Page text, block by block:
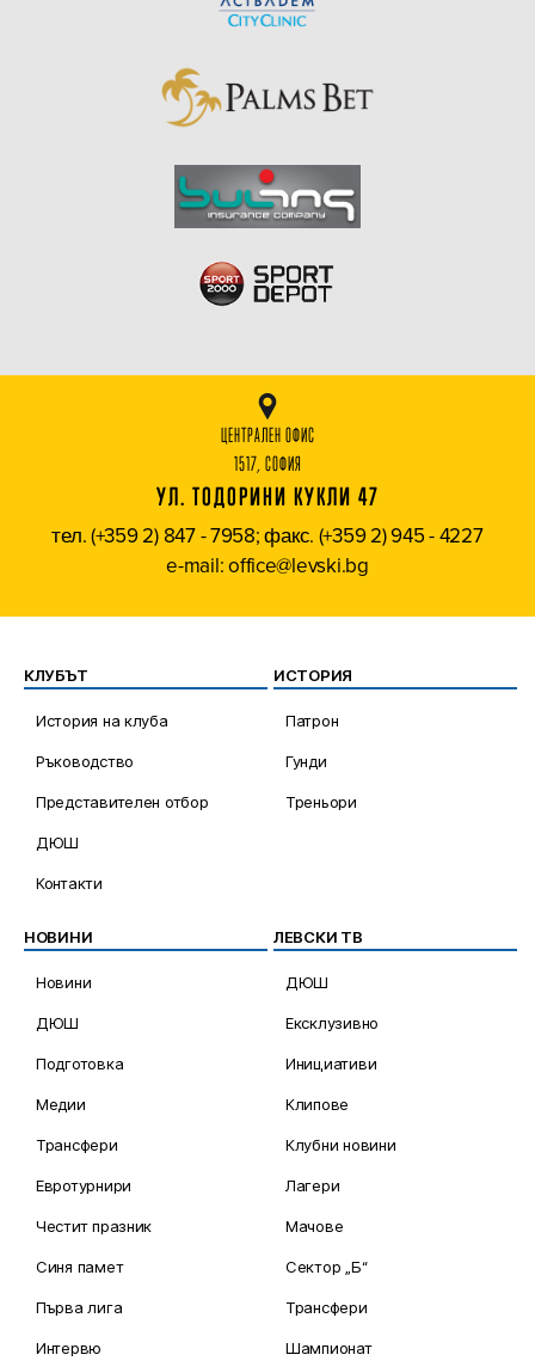
ЦЕНТРАЛЕН ОФИС
1517, СОФИЯ
УЛ. ТОДОРИНИ КУКЛИ 47
тел. (+359 2) 847 - 7958; факс. (+359 2) 945 - 4227
e-mail: office@levski.bg
КЛУБЪТ
История на клуба
Ръководство
Представителен отбор
ДЮШ
Контакти
ИСТОРИЯ
Патрон
Гунди
Треньори
НОВИНИ
Новини
ДЮШ
Подготовка
Медии
Трансфери
Евротурнири
Честит празник
Синя памет
Първа лига
Интервю
ЛЕВСКИ ТВ
ДЮШ
Ексклузивно
Инициативи
Клипове
Клубни новини
Лагери
Мачове
Сектор „Б“
Трансфери
Шампионат